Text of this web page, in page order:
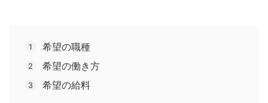
希望の職種
希望の働き方
希望の給料